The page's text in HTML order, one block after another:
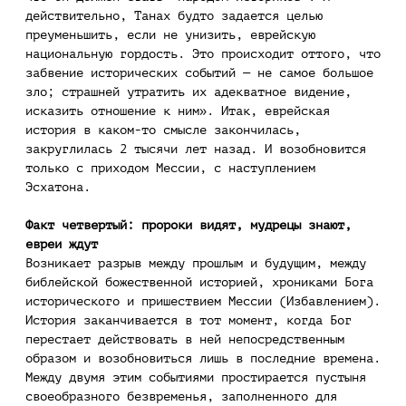
действительно, Танах будто задается целью
преуменьшить, если не унизить, еврейскую
национальную гордость. Это происходит оттого, что
забвение исторических событий — не самое большое
зло; страшней утратить их адекватное видение,
исказить отношение к ним». Итак, еврейская
история в каком-то смысле закончилась,
закруглилась 2 тысячи лет назад. И возобновится
только с приходом Мессии, с наступлением
Эсхатона.
Факт четвертый: пророки видят, мудрецы знают,
евреи ждут
Возникает разрыв между прошлым и будущим, между
библейской божественной историей, хрониками Бога
исторического и пришествием Мессии (Избавлением).
История заканчивается в тот момент, когда Бог
перестает действовать в ней непосредственным
образом и возобновиться лишь в последние времена.
Между двумя этим событиями простирается пустыня
своеобразного безвременья, заполненного для